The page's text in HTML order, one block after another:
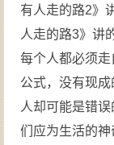
有人走的路2》
人走的路3》讲
每个人都必须
公式，没有现
人却可能是错
们应为生活的